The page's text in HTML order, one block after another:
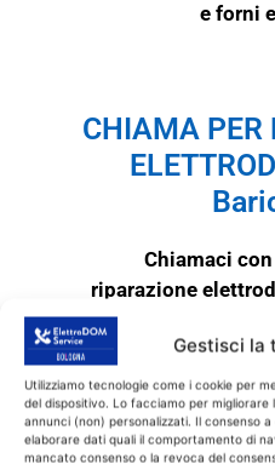
Gestisci la
Utilizziamo tecnologie come i cookie per
del dispositivo. Lo facciamo per
annunci (non) personalizzati. Il consenso
elaborare dati quali il comportamento di
mancato consenso o la revoca del
e forni
CHIAMA PER
Chiamaci
riparazione
Allora, se
non funziona più o ha
con fiducia. Il
riparazione
fornisce